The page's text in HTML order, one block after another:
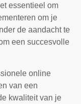
essentieel om
om je
de aandacht te
een succesvolle
online
van een
kwaliteit van je